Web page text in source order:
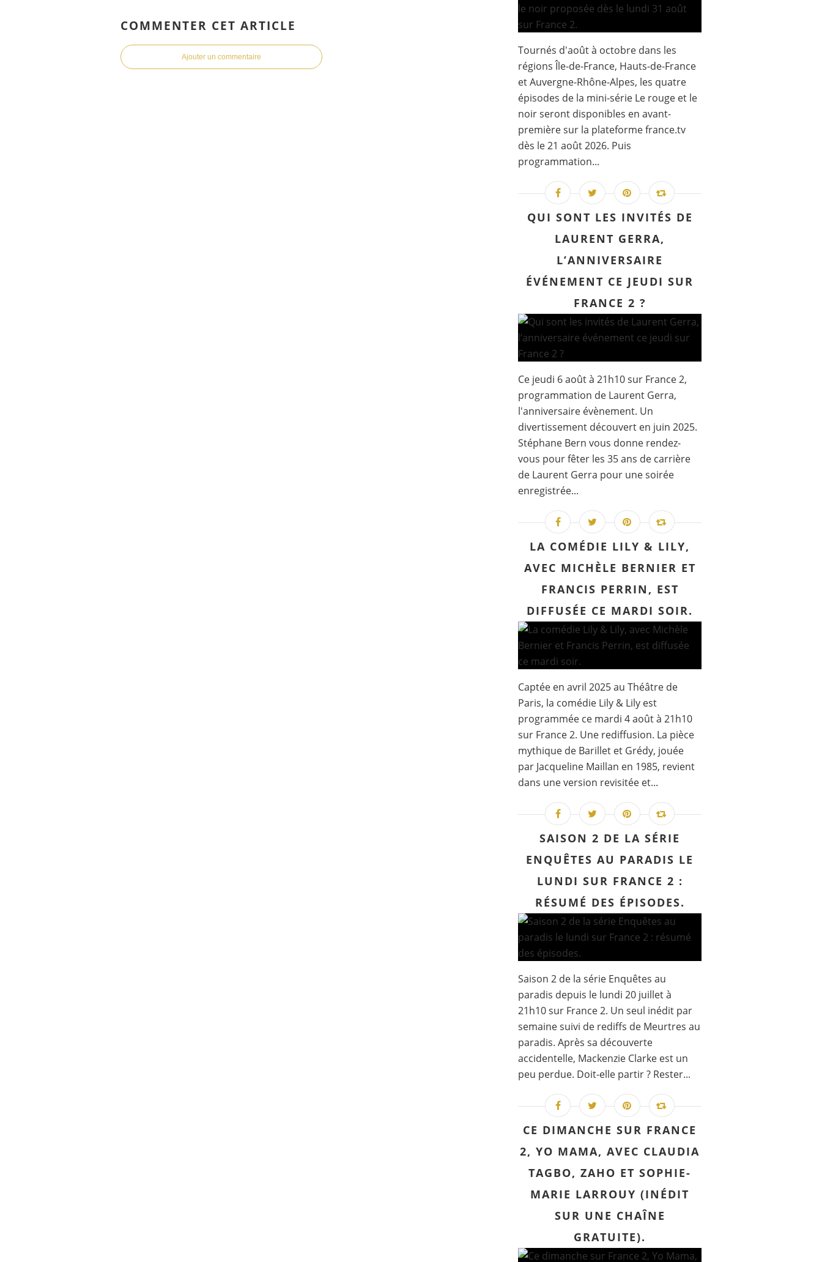
COMMENTER CET ARTICLE
Ajouter un commentaire
Tournés d'août à octobre dans les
régions Île-de-France, Hauts-de-France
et Auvergne-Rhône-Alpes, les quatre
épisodes de la mini-série Le rouge et le
noir seront disponibles en avant-
première sur la plateforme france.tv
dès le 21 août 2026. Puis
programmation...
QUI SONT LES INVITÉS DE
LAURENT GERRA,
L’ANNIVERSAIRE
ÉVÉNEMENT CE JEUDI SUR
FRANCE 2 ?
Ce jeudi 6 août à 21h10 sur France 2,
programmation de Laurent Gerra,
l'anniversaire évènement. Un
divertissement découvert en juin 2025.
Stéphane Bern vous donne rendez-
vous pour fêter les 35 ans de carrière
de Laurent Gerra pour une soirée
enregistrée...
LA COMÉDIE LILY & LILY,
AVEC MICHÈLE BERNIER ET
FRANCIS PERRIN, EST
DIFFUSÉE CE MARDI SOIR.
Captée en avril 2025 au Théâtre de
Paris, la comédie Lily & Lily est
programmée ce mardi 4 août à 21h10
sur France 2. Une rediffusion. La pièce
mythique de Barillet et Grédy, jouée
par Jacqueline Maillan en 1985, revient
dans une version revisitée et...
SAISON 2 DE LA SÉRIE
ENQUÊTES AU PARADIS LE
LUNDI SUR FRANCE 2 :
RÉSUMÉ DES ÉPISODES.
Saison 2 de la série Enquêtes au
paradis depuis le lundi 20 juillet à
21h10 sur France 2. Un seul inédit par
semaine suivi de rediffs de Meurtres au
paradis. Après sa découverte
accidentelle, Mackenzie Clarke est un
peu perdue. Doit-elle partir ? Rester...
CE DIMANCHE SUR FRANCE
2, YO MAMA, AVEC CLAUDIA
TAGBO, ZAHO ET SOPHIE-
MARIE LARROUY (INÉDIT
SUR UNE CHAÎNE
GRATUITE).